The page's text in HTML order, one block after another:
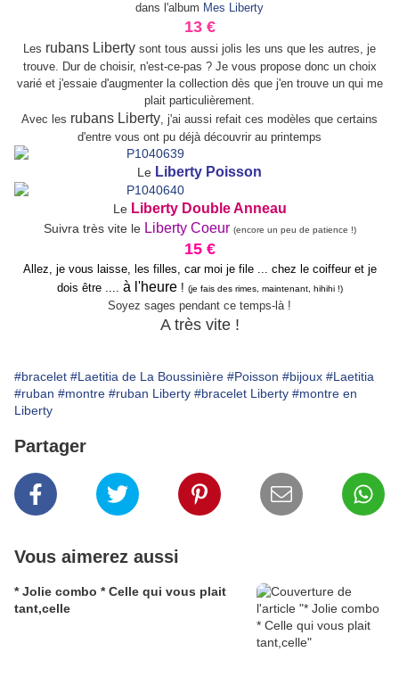
dans l'album Mes Liberty
13 €
Les rubans Liberty sont tous aussi jolis les uns que les autres, je
trouve. Dur de choisir, n'est-ce-pas ? Je vous propose donc un choix
varié et j'essaie d'augmenter la collection dès que j'en trouve un qui me
plait particulièrement.
Avec les rubans Liberty, j'ai aussi refait ces modèles que certains
d'entre vous ont pu déjà découvrir au printemps
Le Liberty Poisson
Le Liberty Double Anneau
Suivra très vite le Liberty Coeur (encore un peu de patience !)
15 €
Allez, je vous laisse, les filles, car moi je file ... chez le coiffeur et je
dois être .... à l'heure! (je fais des rimes, maintenant, hihihi !)
Soyez sages pendant ce temps-là !
A très vite !
#bracelet #Laetitia de La Boussinière #Poisson #bijoux #Laetitia
#ruban #montre #ruban Liberty #bracelet Liberty #montre en
Liberty
Partager
Vous aimerez aussi
* Jolie combo * Celle qui vous plait
tant,celle